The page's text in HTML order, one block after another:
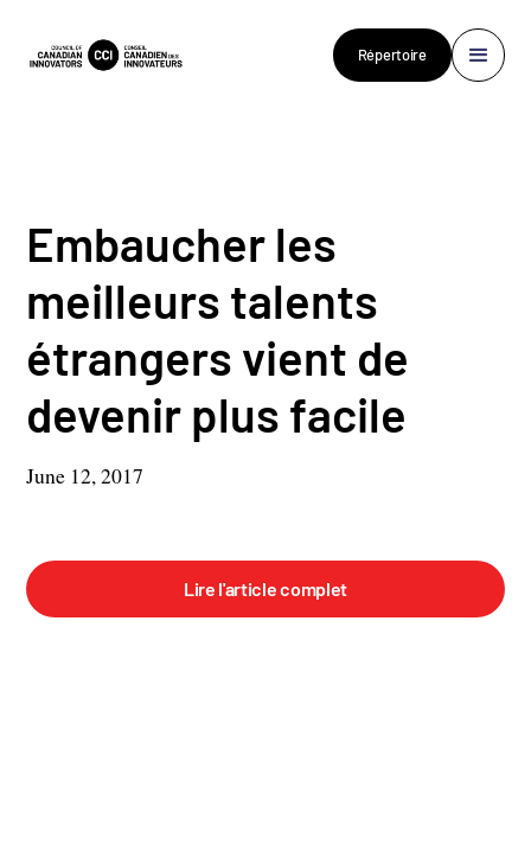
Répertoire
Embaucher les
meilleurs talents
étrangers vient de
devenir plus facile
June 12, 2017
Lire l'article complet